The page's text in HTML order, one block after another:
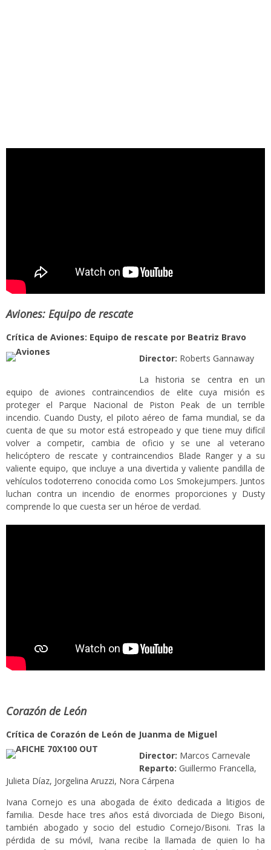
Aviones: Equipo de rescate
Crítica de Aviones: Equipo de rescate por Beatriz Bravo
Director: Roberts Gannaway
La historia se centra en un
equipo de aviones contraincendios de elite cuya misión es
proteger el Parque Nacional de Piston Peak de un terrible
incendio. Cuando Dusty, el piloto aéreo de fama mundial, se da
cuenta de que su motor está estropeado y que tiene muy difícil
volver a competir, cambia de oficio y se une al veterano
helicóptero de rescate y contraincendios Blade Ranger y a su
valiente equipo, que incluye a una divertida y valiente pandilla de
vehículos todoterreno conocida como Los Smokejumpers. Juntos
luchan contra un incendio de enormes proporciones y Dusty
comprende lo que cuesta ser un héroe de verdad.
Corazón de León
Crítica de Corazón de León de Juanma de Miguel
Director: Marcos Carnevale
Reparto: Guillermo Francella,
Julieta Díaz, Jorgelina Aruzzi, Nora Cárpena
Ivana Cornejo es una abogada de éxito dedicada a litigios de
familia. Desde hace tres años está divorciada de Diego Bisoni,
también abogado y socio del estudio Cornejo/Bisoni. Tras la
pérdida de su móvil, Ivana recibe la llamada de quien lo ha